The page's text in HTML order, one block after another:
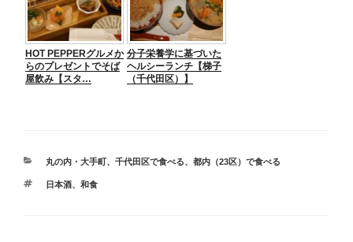
HOT PEPPERグルメか
らのプレゼントでそば
屋飲み【スタ…
分子栄養学に基づいた
ヘルシーランチ【梯子
（千代田区）】
カ
ゴ
丸の内・大手町、 千代田区で食べる、 都内（23区）で食べる
タ
日本酒、 和食